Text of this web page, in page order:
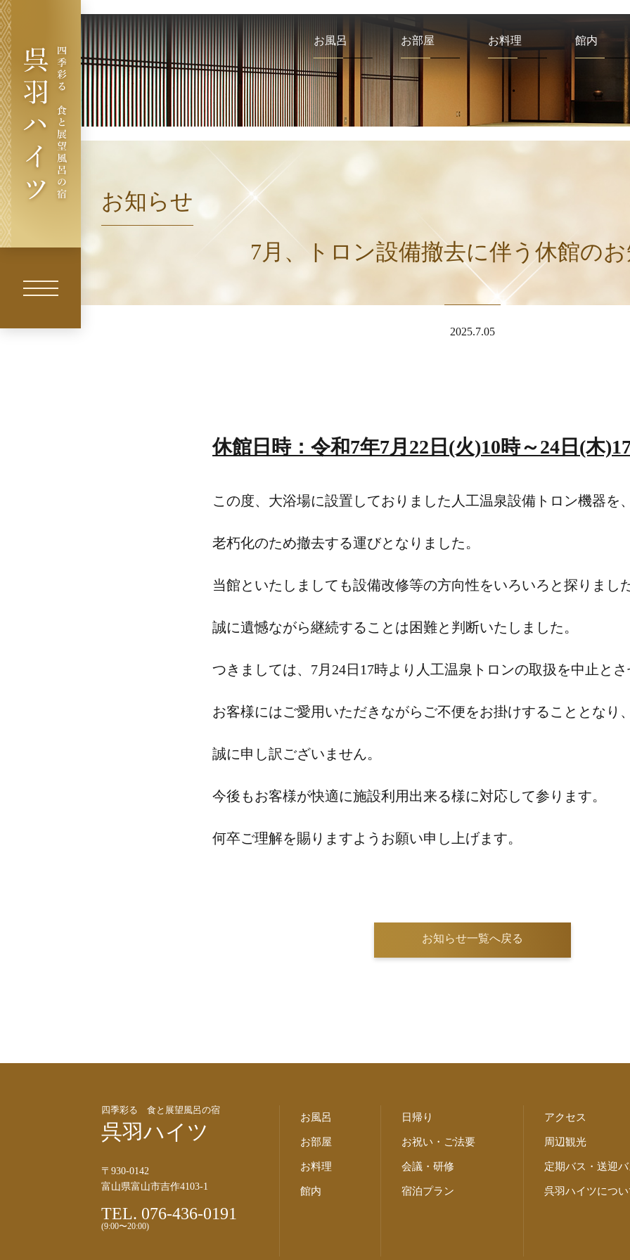
呉羽ハイツ - 四
季彩る 食と展
望風呂の宿
お風呂
お部屋 お料理 館内
お知らせ
7月、トロン設備撤去に伴う休館の
2025.7.05
休館日時：令和7年7月22日(火)10時～24日(木
この度、大浴場に設置しておりました人工温泉設備トロン機器を、
老朽化のため撤去する運びとなりました。
当館といたしましても設備改修等の方向性をいろいろと探りまし
誠に遺憾ながら継続することは困難と判断いたしました。
つきましては、7月24日17時より人工温泉トロンの取扱を中止とさ
お客様にはご愛用いただきながらご不便をお掛けすることとなり、
誠に申し訳ございません。
今後もお客様が快適に施設利用出来る様に対応して参ります。
何卒ご理解を賜りますようお願い申し上げます。
お知らせ一覧へ戻る
四季彩る 食と展望風呂の宿
呉羽ハイツ
〒930-0142
富山県富山市吉作4103-1
TEL. 076-436-0191
(9:00〜20:00)
お風呂
お部屋
お料理
館内
日帰り
お祝い・ご法要
会議・研修
宿泊プラン
アクセス
周辺観光
定期バス・送迎バ
呉羽ハイツについ